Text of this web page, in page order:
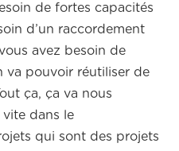
de fortes capacités
d’un raccordement
avez besoin de
va pouvoir réutiliser de
ça, ça va nous
vite dans le
qui sont des projets